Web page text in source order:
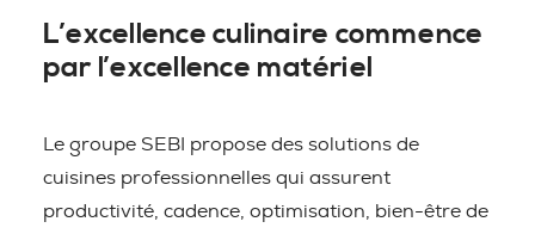
L’excellence culinaire commence
par l’excellence matériel
Le groupe SEBI propose des solutions de
cuisines professionnelles qui assurent
productivité, cadence, optimisation, bien-être de